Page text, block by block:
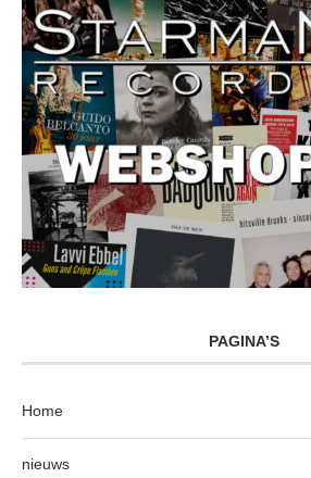
PAGINA’S
Home
nieuws